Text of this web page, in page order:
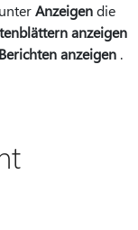
Anzeigendie
anzeigen
anzeigen .